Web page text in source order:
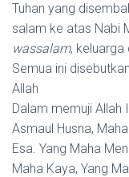
Tuhan yang
salam ke atas Nabi
wassalam, keluarga
Semua ini
Allah
Dalam memuji
Asmaul Husna,
Esa. Yang Maha
Maha Kaya, Yang